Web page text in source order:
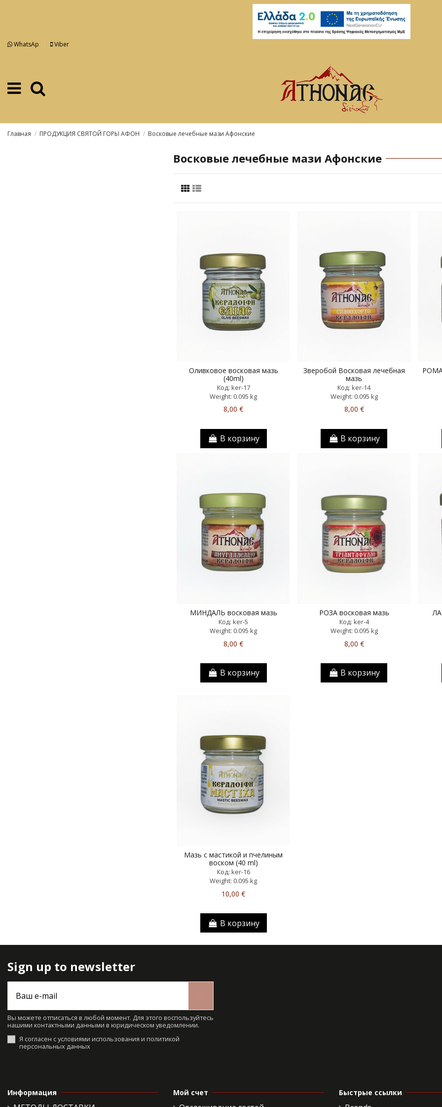
WhatsAp Viber
Главная ПРОДУКЦИЯ СВЯТОЙ ГОРЫ АФОН Восковые лечебные мази Афонские
Восковые лечебные мази Афонские
Оливковое восковая мазь
(40ml)
Код: ker-17
Weight: 0.095 kg
8,00 €
В корзину
Зверобой Восковая лечебная
мазь
Код: ker-14
Weight: 0.095 kg
8,00 €
В корзину
МИНДАЛЬ восковая мазь
Код: ker-5
Weight: 0.095 kg
8,00 €
В корзину
РОЗА восковая мазь
Код: ker-4
Weight: 0.095 kg
8,00 €
В корзину
Мазь с мастикой и пчелиным
воском (40 ml)
Код: ker-16
Weight: 0.095 kg
10,00 €
В корзину
Sign up to newsletter
Вы можете отписаться в любой момент. Для этого воспользуйтесь
нашими контактными данными в юридическом уведомлении.
Я согласен с условиями использования и политикой
персональных данных
Информация Мой счет Быстрые ссылки